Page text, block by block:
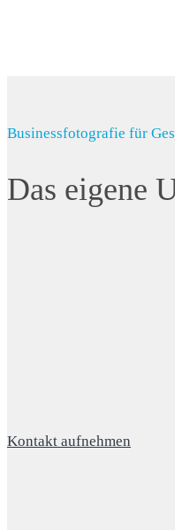
Businessfotografie für
Das eigene
Kontakt aufnehmen